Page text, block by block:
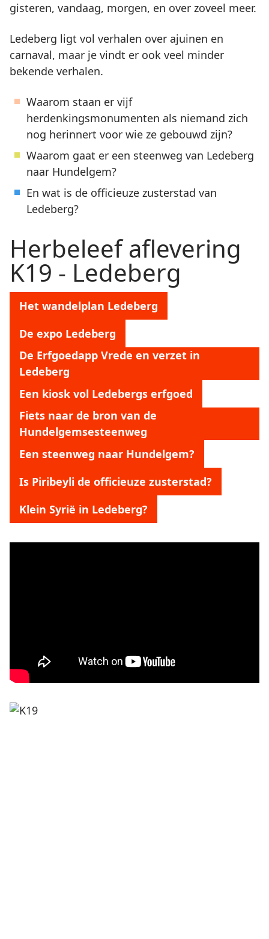
gisteren, vandaag, morgen, en over zoveel meer.
Ledeberg ligt vol verhalen over ajuinen en
carnaval, maar je vindt er ook veel minder
bekende verhalen.
Waarom staan er vijf
herdenkingsmonumenten als niemand zich
nog herinnert voor wie ze gebouwd zijn?
Waarom gaat er een steenweg van Ledeberg
naar Hundelgem?
En wat is de officieuze zusterstad van
Ledeberg?
Herbeleef aflevering
K19 - Ledeberg
Het wandelplan Ledeberg
De expo Ledeberg
De Erfgoedapp Vrede en verzet in
Ledeberg
Een kiosk vol Ledebergs erfgoed
Fiets naar de bron van de
Hundelgemsesteenweg
Een steenweg naar Hundelgem?
Is Piribeyli de officieuze zusterstad?
Klein Syrië in Ledeberg?